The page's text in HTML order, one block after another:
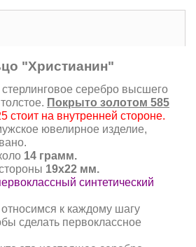
"Христианин"
серебро высшего
Покрыто золотом 585
стоит на внутренней стороне.
ювелирное изделие,
14 грамм.
19х22 мм.
синтетический
к каждому шагу
сделать первоклассное